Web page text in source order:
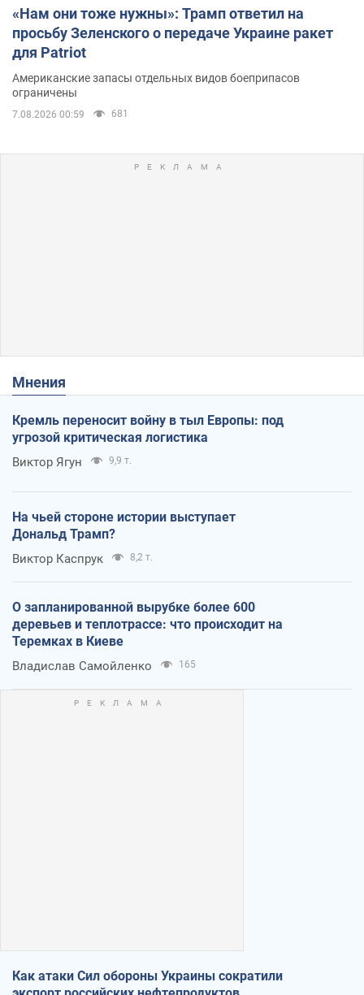
«Нам они тоже нужны»: Трамп ответил на
просьбу Зеленского о передаче Украине ракет
для Patriot
Американские запасы отдельных видов боеприпасов
ограничены
7.08.2026 00:59 681
Мнения
Кремль переносит войну в тыл Европы: под
угрозой критическая логистика
Виктор Ягун 9,9 т.
На чьей стороне истории выступает
Дональд Трамп?
Виктор Каспрук 8,2 т.
О запланированной вырубке более 600
деревьев и теплотрассе: что происходит на
Теремках в Киеве
Владислав Самойленко 165
Как атаки Сил обороны Украины сократили